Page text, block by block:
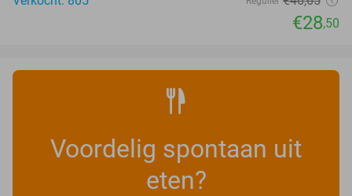
€28,50
Voordelig spontaan uit
eten?